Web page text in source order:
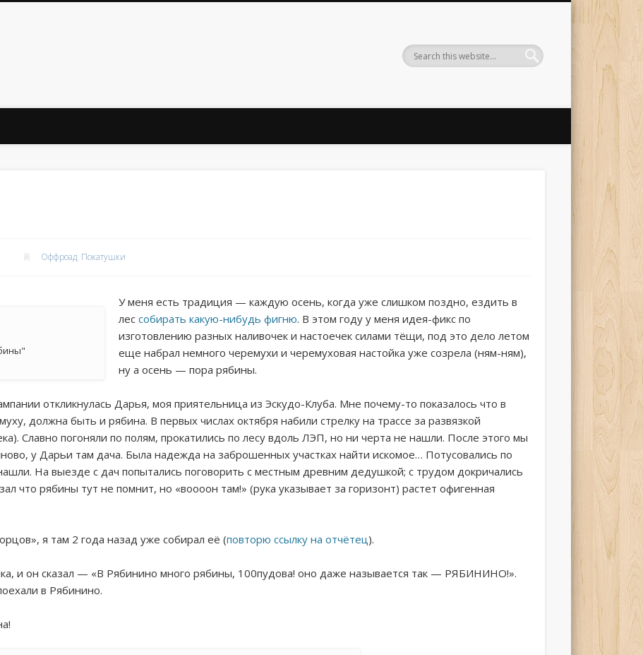
Оффроад, Покатушки
У меня есть традиция — каждую осень, когда уже слишком поздно, ездить в
лес собирать какую-нибудь фигню. В этом году у меня идея-фикс по
изготовлению разных наливочек и настоечек силами тёщи, под это дело летом
еще набрал немного черемухи и черемуховая настойка уже созрела (ням-ням),
ну а осень — пора рябины.
откликнулась Дарья, моя приятельница из Эскудо-Клуба. Мне почему-то показалось что в
должна быть и рябина. В первых числах октября набили стрелку на трассе за развязкой
Славно погоняли по полям, прокатились по лесу вдоль ЛЭП, но ни черта не нашли. После этого мы
у Дарьи там дача. Была надежда на заброшенных участках найти искомое… Потусовались по
На выезде с дач попытались поговорить с местным древним дедушкой; с трудом докричались
что рябины тут не помнит, но «воооон там!» (рука указывает за горизонт) растет офигенная
я там 2 года назад уже собирал её (повторю ссылку на отчётец ).
и он сказал — «В Рябинино много рябины, 100пудова! оно даже называется так — РЯБИНИНО!».
в Рябинино.